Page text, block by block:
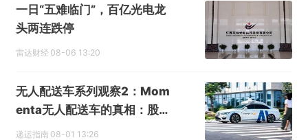
一日“五难临门”，百亿光电龙
头两连跌停
雷达财经 08-06 13:20
无人配送车系列观察2：Mom
enta无人配送车的真相：股价
的新故事？
递运指南 08-01 13:26